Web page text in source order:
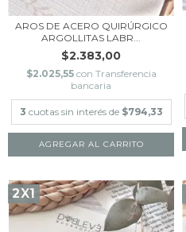
AROS DE ACERO QUIRÚRGICO
ARGOLLITAS LABR...
$2.383,00
$2.025,55 con Transferencia
bancaria
3 cuotas sin interés de $794,33
2X1